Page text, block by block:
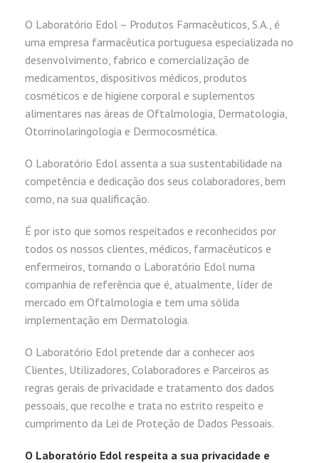
O Laboratório Edol – Produtos Farmacêuticos, S.A., é
uma empresa farmacêutica portuguesa especializada no
desenvolvimento, fabrico e comercialização de
medicamentos, dispositivos médicos, produtos
cosméticos e de higiene corporal e suplementos
alimentares nas áreas de Oftalmologia, Dermatologia,
Otorrinolaringologia e Dermocosmética.
O Laboratório Edol assenta a sua sustentabilidade na
competência e dedicação dos seus colaboradores, bem
como, na sua qualificação.
É por isto que somos respeitados e reconhecidos por
todos os nossos clientes, médicos, farmacêuticos e
enfermeiros, tornando o Laboratório Edol numa
companhia de referência que é, atualmente, líder de
mercado em Oftalmologia e tem uma sólida
implementação em Dermatologia.
O Laboratório Edol pretende dar a conhecer aos
Clientes, Utilizadores, Colaboradores e Parceiros as
regras gerais de privacidade e tratamento dos dados
pessoais, que recolhe e trata no estrito respeito e
cumprimento da Lei de Proteção de Dados Pessoais.
O Laboratório Edol respeita a sua privacidade e